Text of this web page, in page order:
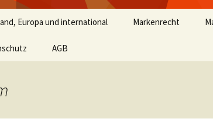
Europa und international Markenrecht
AGB